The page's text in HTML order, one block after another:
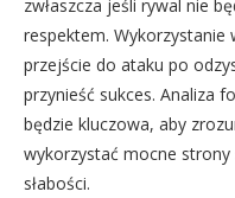
zwłaszcza jeśli rywal nie
respektem. Wykorzystanie
przejście do ataku po
przynieść sukces. Analiza
będzie kluczowa, aby
wykorzystać mocne
słabości.